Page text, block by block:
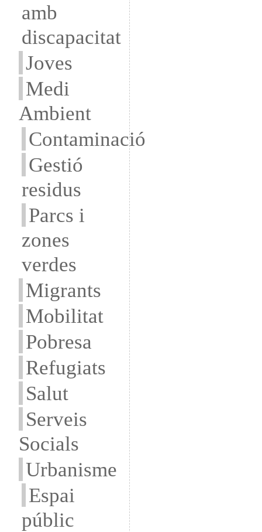
amb
discapacitat
Joves
Medi
Ambient
Contaminació
Gestió
residus
Parcs i
zones
verdes
Migrants
Mobilitat
Pobresa
Refugiats
Salut
Serveis
Socials
Urbanisme
Espai
públic